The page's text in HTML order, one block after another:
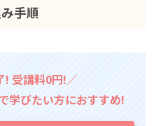
手順
! 受講料0円!／
学びたい方におすすめ!